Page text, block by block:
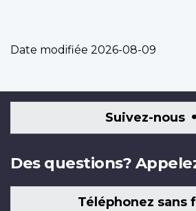
Date modifiée 2026-08-09
Suivez-nous
Des questions?
Téléphonez sans